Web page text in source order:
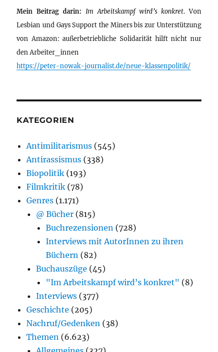
Mein Beitrag darin: Im Arbeitskampf wird’s konkret. Von
Lesbian und Gays Support the Miners bis zur Unterstützung
von Amazon: außerbetriebliche Solidarität hilft nicht nur
den Arbeiter_innen
https://peter-nowak-journalist.de/neue-klassenpolitik/
KATEGORIEN
Antimilitarismus (545)
Antirassismus (338)
Biopolitik (193)
Filmkritik (78)
Genres (1.171)
@ Bücher (815)
Buchrezensionen (728)
Interviews mit AutorInnen zu ihren
Büchern (82)
Buchauszüge (45)
"Im Arbeitskampf wird’s konkret" (8)
Interviews (377)
Geschichte (205)
Nachruf/Gedenken (38)
Themen (6.623)